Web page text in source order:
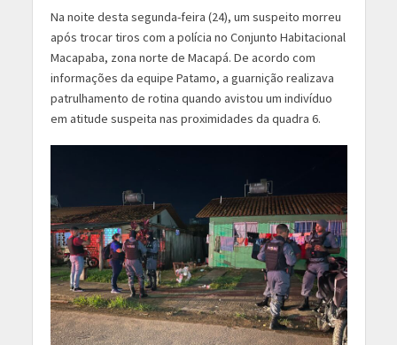
Na noite desta segunda-feira (24), um suspeito morreu
após trocar tiros com a polícia no Conjunto Habitacional
Macapaba, zona norte de Macapá. De acordo com
informações da equipe Patamo, a guarnição realizava
patrulhamento de rotina quando avistou um indivíduo
em atitude suspeita nas proximidades da quadra 6.